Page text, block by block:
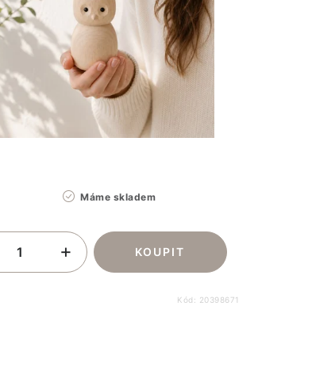
Máme skladem
Kód: 20398671